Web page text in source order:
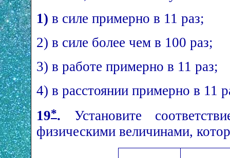
1) в силе примерно в 11 раз;
2) в силе более чем в 100 раз;
3) в работе примерно в 11 раз;
4) в расстоянии примерно в 11
19*. Установите
физическими величинами,